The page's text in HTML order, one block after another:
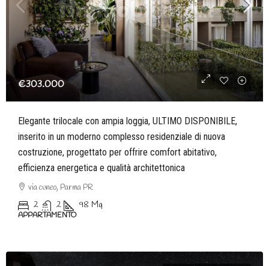
€303.000
Elegante trilocale con ampia loggia, ULTIMO DISPONIBILE,
inserito in un moderno complesso residenziale di nuova
costruzione, progettato per offrire comfort abitativo,
efficienza energetica e qualità architettonica
via cuneo, Parma PR
2 2 98 Mq
APPARTAMENTO